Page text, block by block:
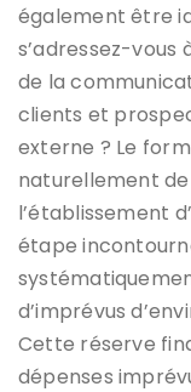
également être
s’adressez-vous
de la
clients et
externe ? Le
naturellement
l’établissement
étape
d’imprévus
Cette réserve
dépenses